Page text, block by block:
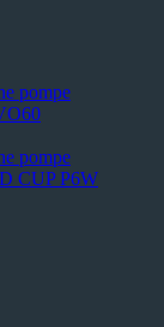
pompe
pompe
CUP P6W